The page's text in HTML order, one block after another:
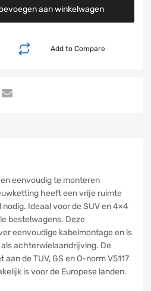
aan winkelwagen
Add to Compare
eenvoudig te monteren
heeft een vrije ruimte
Ideaal voor de SUV en 4×4
bestelwagens. Deze
eenvoudige kabelmontage en is
achterwielaandrijving. De
de TUV, GS en O-norm V5117
is voor de Europese landen.